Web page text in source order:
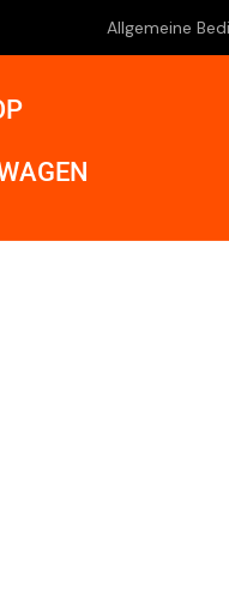
Allgemeine